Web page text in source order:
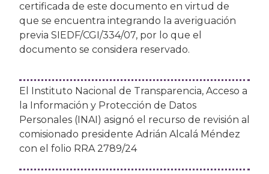
certificada de este documento en virtud de
que se encuentra integrando la averiguación
previa SIEDF/CGI/334/07, por lo que el
documento se considera reservado.
El Instituto Nacional de Transparencia, Acceso a
la Información y Protección de Datos
Personales (INAI) asignó el recurso de revisión al
comisionado presidente Adrián Alcalá Méndez
con el folio RRA 2789/24